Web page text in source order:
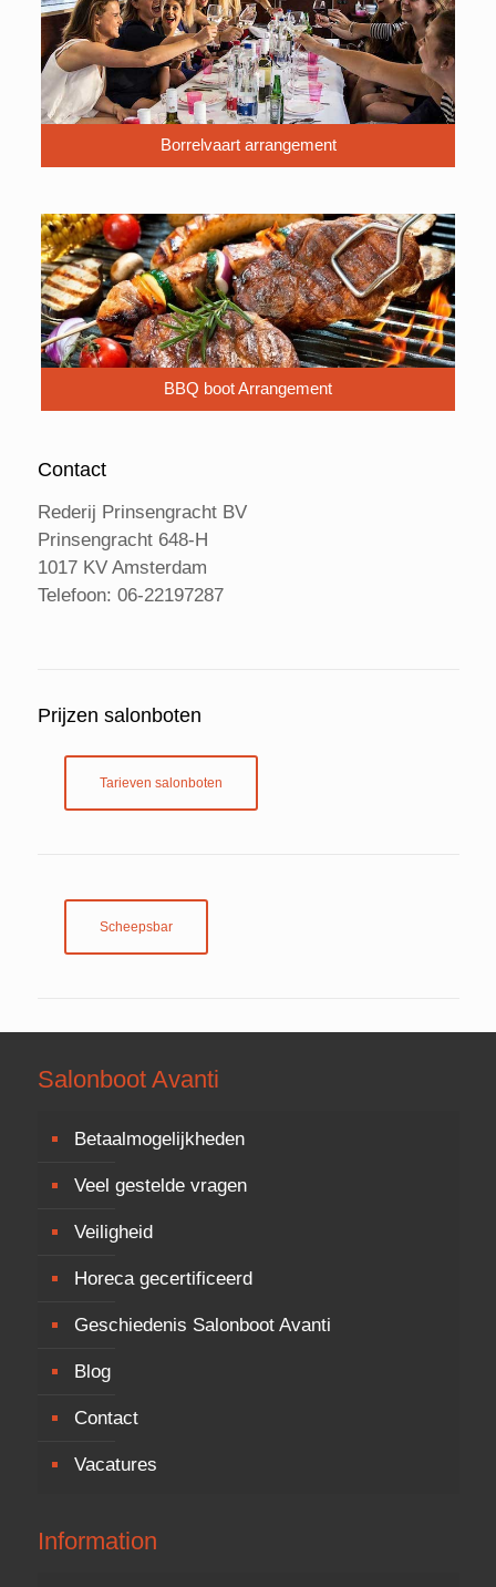
Borrelvaart arrangement
BBQ boot Arrangement
Contact
Rederij Prinsengracht BV
Prinsengracht 648-H
1017 KV Amsterdam
Telefoon: 06-22197287
Prijzen salonboten
Tarieven salonboten
Scheepsbar
Salonboot Avanti
Betaalmogelijkheden
Veel gestelde vragen
Veiligheid
Horeca gecertificeerd
Geschiedenis Salonboot Avanti
Blog
Contact
Vacatures
Information